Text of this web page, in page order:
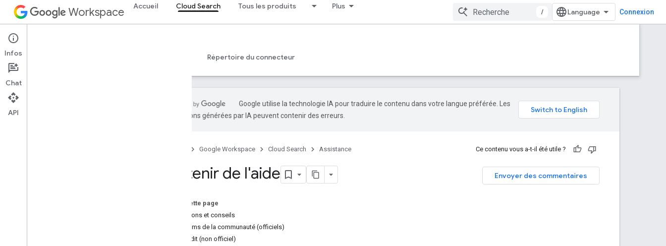
Workspace Accueil Cloud Search Tous les produits Plus
/ Connexion
Cloud Search
Aperçu Répertoire du connecteur
Google utilise la technologie IA pour traduire le contenu dans votre langue préférée. Les
traductions générées par IA peuvent contenir des erreurs.
Google Workspace Cloud Search Assistance Ce contenu vous a-t-il été utile ?
Envoyer des commentaires
Obtenir de l'aide
Sur cette page
Questions et conseils
Forums de la communauté (officiels)
Reddit (non officiel)
Infos
Chat
API